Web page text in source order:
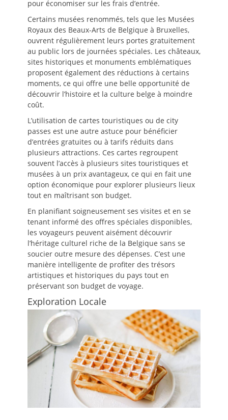
pour économiser sur les frais d’entrée.
Certains musées renommés, tels que les Musées
Royaux des Beaux-Arts de Belgique à Bruxelles,
ouvrent régulièrement leurs portes gratuitement
au public lors de journées spéciales. Les châteaux,
sites historiques et monuments emblématiques
proposent également des réductions à certains
moments, ce qui offre une belle opportunité de
découvrir l’histoire et la culture belge à moindre
coût.
L’utilisation de cartes touristiques ou de city
passes est une autre astuce pour bénéficier
d’entrées gratuites ou à tarifs réduits dans
plusieurs attractions. Ces cartes regroupent
souvent l’accès à plusieurs sites touristiques et
musées à un prix avantageux, ce qui en fait une
option économique pour explorer plusieurs lieux
tout en maîtrisant son budget.
En planifiant soigneusement ses visites et en se
tenant informé des offres spéciales disponibles,
les voyageurs peuvent aisément découvrir
l’héritage culturel riche de la Belgique sans se
soucier outre mesure des dépenses. C’est une
manière intelligente de profiter des trésors
artistiques et historiques du pays tout en
préservant son budget de voyage.
Exploration Locale